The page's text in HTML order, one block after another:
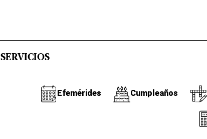
SERVICIOS
Efemérides Cumpleaños